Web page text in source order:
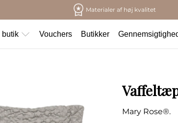
Materialer af høj kvalitet
butik Vouchers Butikker
Mary Rose®.